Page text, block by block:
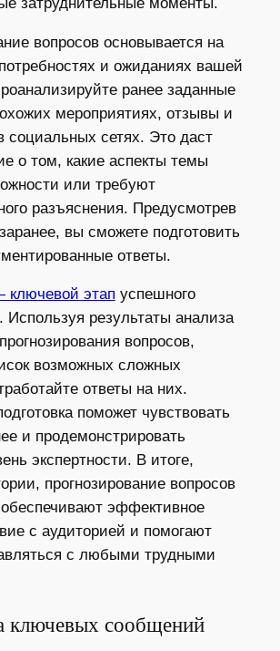
вопросов основывается на
и ожиданиях вашей
ранее заданные
мероприятиях, отзывы и
социальных сетях. Это даст
о том, какие аспекты темы
или требуют
разъяснения. Предусмотрев
вы сможете подготовить
ответы.
ключевой этап успешного
Используя результаты анализа
вопросов,
возможных сложных
ответы на них.
поможет чувствовать
и продемонстрировать
экспертности. В итоге,
прогнозирование вопросов
обеспечивают эффективное
с аудиторией и помогают
с любыми трудными
ключевых сообщений